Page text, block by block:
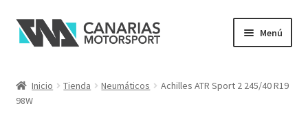
Ir
a
Ir
al
Menú
Inicio Tienda Neumáticos
Achilles ATR Sport 2 245/40 R19
98W